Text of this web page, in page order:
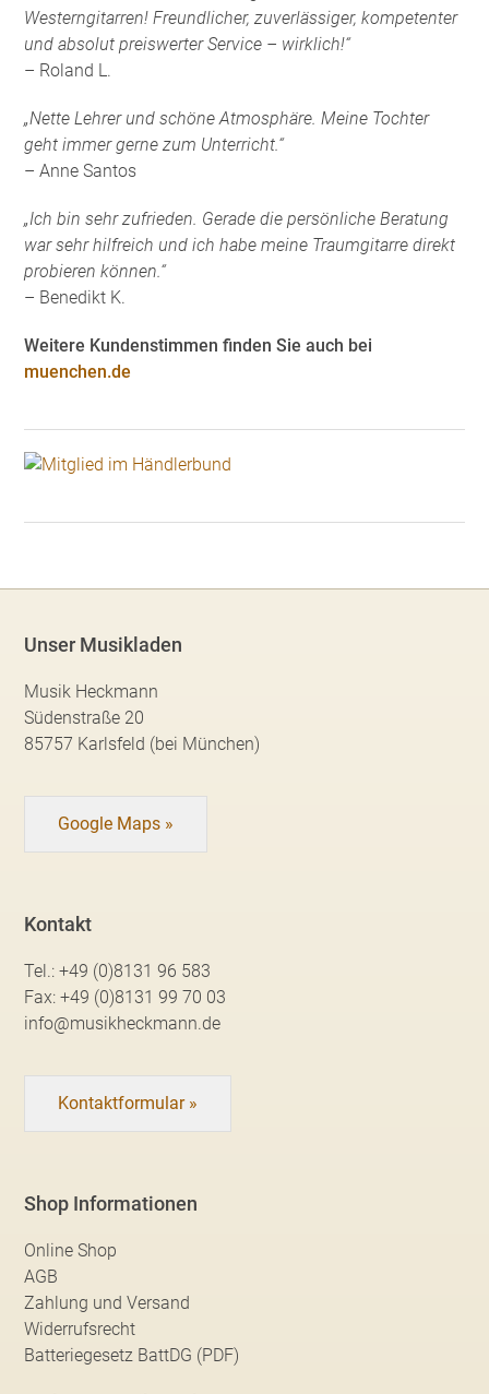
Westerngitarren! Freundlicher, zuverlässiger, kompetenter
und absolut preiswerter Service – wirklich!“
– Roland L.
„Nette Lehrer und schöne Atmosphäre. Meine Tochter
geht immer gerne zum Unterricht.“
– Anne Santos
„Ich bin sehr zufrieden. Gerade die persönliche Beratung
war sehr hilfreich und ich habe meine Traumgitarre direkt
probieren können.“
– Benedikt K.
Weitere Kundenstimmen finden Sie auch bei
muenchen.de
Unser Musikladen
Musik Heckmann
Südenstraße 20
85757 Karlsfeld (bei München)
Google Maps »
Kontakt
Tel.:+49 (0)8131 96 583
Fax:+49 (0)8131 99 70 03
info@musikheckmann.de
Kontaktformular »
Shop Informationen
Online Shop
AGB
Zahlung und Versand
Widerrufsrecht
Batteriegesetz BattDG (PDF)